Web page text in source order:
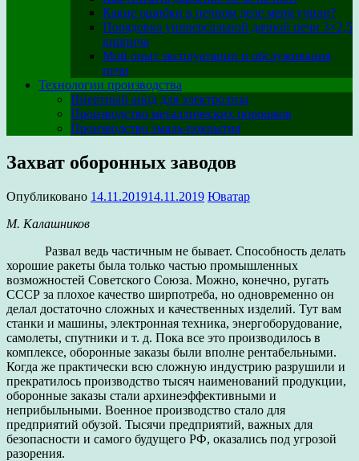
Какие ошибки в печном деле меня учили?
Порядовка универсальной дачной печи 3×2,5
кирпича
Мой опыт эксплуатации и обслуживания
печи
Технологии производства
Инертный анод для электролиза
Производство металлических порошков
Производство эмаль-покрытия
Захват оборонных заводов
Опубликовано 14.11.201914.11.2019 Юватар
М. Калашников
Развал ведь частичным не бывает. Способность делать
хорошие ракеты была только частью промышленных
возможностей Советского Союза. Можно, конечно, ругать
СССР за плохое качество ширпотреба, но одновременно он
делал достаточно сложных и качественных изделий. Тут вам
станки и машины, электронная техника, энергоборудование,
самолеты, спутники и т. д. Пока все это производилось в
комплексе, оборонные заказы были вполне рентабельными.
Когда же практически всю сложную индустрию разрушили и
прекратилось производство тысяч наименований продукции,
оборонные заказы стали архинеэффективными и
неприбыльными. Военное производство стало для
предприятий обузой. Тысячи предприятий, важных для
безопасности и самого будущего РФ, оказались под угрозой
разорения.